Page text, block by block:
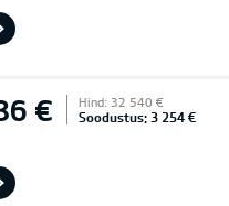
€ Hind: 32 540 €
Soodustus: 3 254 €